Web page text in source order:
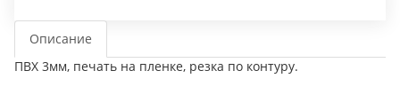
Описание
ПВХ 3мм, печать на пленке, резка по контуру.